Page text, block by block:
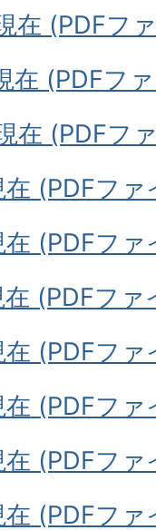
在 (PDFフ
在 (PDFフ
在 (PDFフ
(PDFフ
(PDFフ
(PDFフ
(PDFフ
(PDFフ
(PDFフ
(PDFフ